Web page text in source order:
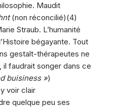
Maudit
(non réconcilié)(4)
Straub. L’humanité
bégayante. Tout
gestalt-thérapeutes ne
il faudrait songer dans ce
buisiness »)
voir clair
quelque peu ses